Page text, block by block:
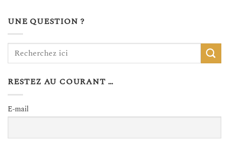
UNE QUESTION ?
RESTEZ AU COURANT …
E-mail